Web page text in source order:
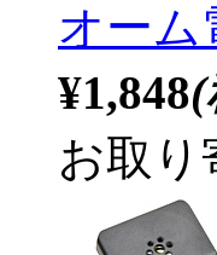
オーム
¥1,848
お取り